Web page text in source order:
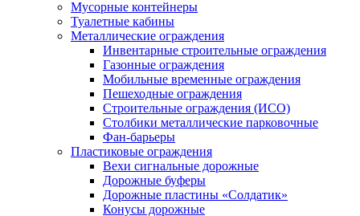
Мусорные контейнеры
Туалетные кабины
Металлические ограждения
Инвентарные строительные ограждения
Газонные ограждения
Мобильные временные ограждения
Пешеходные ограждения
Строительные ограждения (ИСО)
Столбики металлические парковочные
Фан-барьеры
Пластиковые ограждения
Вехи сигнальные дорожные
Дорожные буферы
Дорожные пластины «Солдатик»
Конусы дорожные